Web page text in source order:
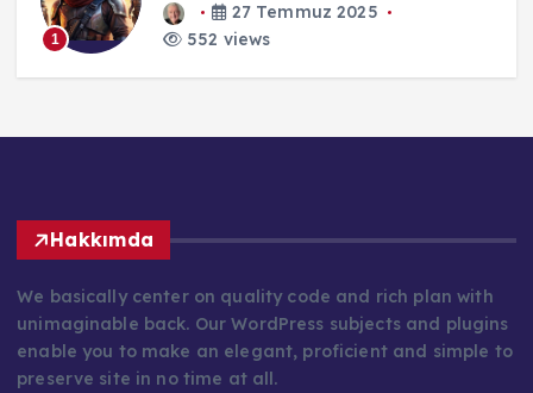
1
27 Temmuz 2025
552 views
Hakkımda
We basically center on quality code and rich plan with
unimaginable back. Our WordPress subjects and plugins
enable you to make an elegant, proficient and simple to
preserve site in no time at all.